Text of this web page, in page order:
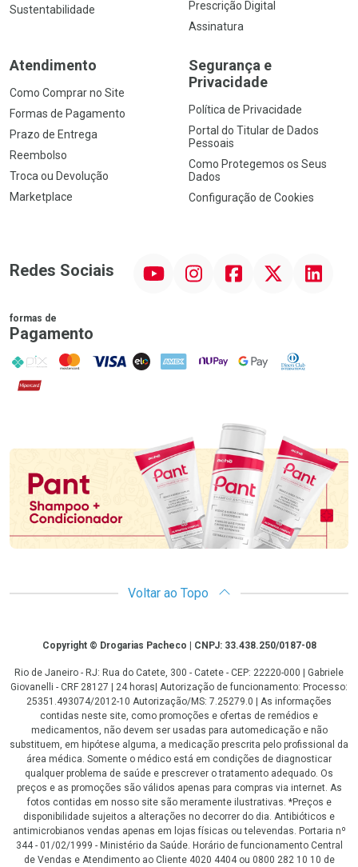
Sustentabilidade
Prescrição Digital
Assinatura
Atendimento
Como Comprar no Site
Formas de Pagamento
Prazo de Entrega
Reembolso
Troca ou Devolução
Marketplace
Segurança e
Privacidade
Política de Privacidade
Portal do Titular de Dados
Pessoais
Como Protegemos os Seus
Dados
Configuração de Cookies
Redes Sociais InstagramFacebookTwitter Linkedin
formas de
Pagamento
PIX MasterCard
VISA ELO AMEX NuPay Google PayDiners Club
Hipercard
Promoção em Destaque
Voltar ao Topo
CopyrightCopyright © Drogarias Pacheco | CNPJ: 33.438.250/0187-08
Rio de Janeiro - RJ: Rua do Catete, 300 - Catete - CEP: 22220-000 | Gabriele
Giovanelli - CRF 28127 | 24 horas| Autorização de funcionamento: Processo:
25351.493074/2012-10 Autorização/MS: 7.25279.0 | As informações
contidas neste site, como promoções e ofertas de remédios e
medicamentos, não devem ser usadas para automedicação e não
substituem, em hipótese alguma, a medicação prescrita pelo profissional da
área médica. Somente o médico está em condições de diagnosticar
qualquer problema de saúde e prescrever o tratamento adequado. Os
preços e as promoções são válidos apenas para compras via internet. As
fotos contidas em nosso site são meramente ilustrativas. *Preços e
disponibilidade sujeitos a alterações no decorrer do dia. Antibióticos e
antimicrobianos vendas apenas em lojas físicas ou televendas. Portaria nº
344 - 01/02/1999 - Ministério da Saúde. Horário de funcionamento Central
de Vendas e Atendimento ao Cliente 4020 4404 ou 0800 282 10 10 de